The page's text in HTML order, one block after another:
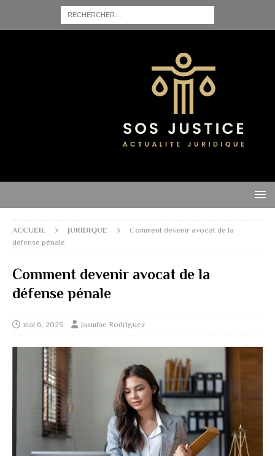
ACCUEIL JURIDIQUE
Comment devenir avocat de la
défense pénale
Comment devenir avocat de la
défense pénale
mai 6, 2023 Jasmine Rodriguez